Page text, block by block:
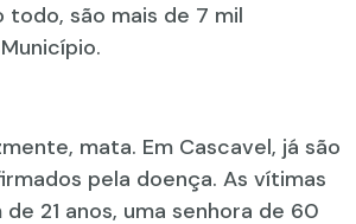
todo, são mais de 7 mil
mata. Em Cascavel, já são
pela doença. As vítimas
21 anos, uma senhora de 60